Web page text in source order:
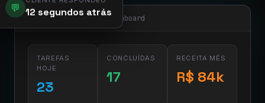
💬
CLIENTE RESPONDEU
12 segundos atrás
app.pier.mobi/dashboard
TAREFAS
HOJE
23
CONCLUÍDAS
17
RECEITA MÊS
R$ 84k